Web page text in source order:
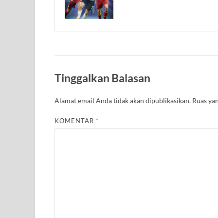
Tinggalkan Balasan
Alamat email Anda tidak akan dipublikasikan. Ruas
KOMENTAR *